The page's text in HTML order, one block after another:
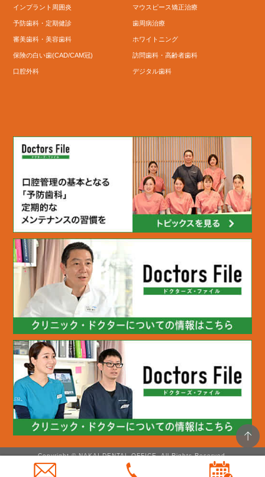
インプラント周囲炎
予防歯科・定期健診
審美歯科・美容歯科
保険の白い歯(CAD/CAM冠)
口腔外科
マウスピース矯正治療
歯周病治療
ホワイトニング
訪問歯科・高齢者歯科
デジタル歯科
Copyright © NAKAI DENTAL OFFICE. All Rights Reserved.